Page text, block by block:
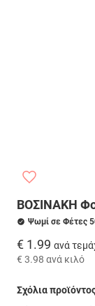
ΒΟΣΙΝΑΚΗ
Ψωμί σε Φέτες
€ 1.99 ανά
€ 3.98 ανά κιλό
Σχόλια